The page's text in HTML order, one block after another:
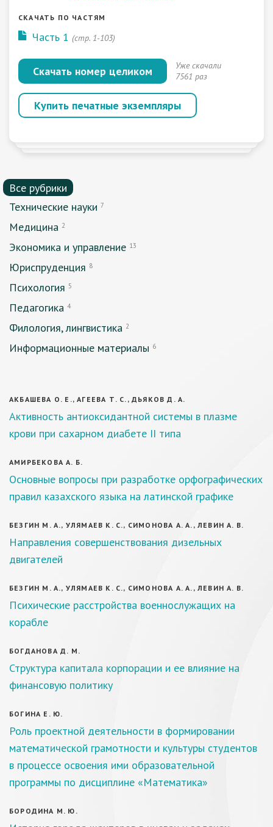
СКАЧАТЬ ПО ЧАСТЯМ
Часть 1 (стр. 1-103)
Скачать номер целиком
Уже скачали
7561 раз
Купить печатные экземпляры
Все рубрики
Технические науки 7
Медицина 2
Экономика и управление 13
Юриспруденция 8
Психология 5
Педагогика 4
Филология, лингвистика 2
Информационные материалы 6
АКБАШЕВА О. Е., АГЕЕВА Т. С., ДЬЯКОВ Д. А.
Активность антиоксидантной системы в плазме
крови при сахарном диабете II типа
АМИРБЕКОВА А. Б.
Основные вопросы при разработке орфографических
правил казахского языка на латинской графике
БЕЗГИН М. А., УЛЯМАЕВ К. С., СИМОНОВА А. А., ЛЕВИН А. В.
Направления совершенствования дизельных
двигателей
БЕЗГИН М. А., УЛЯМАЕВ К. С., СИМОНОВА А. А., ЛЕВИН А. В.
Психические расстройства военнослужащих на
корабле
БОГДАНОВА Д. М.
Структура капитала корпорации и ее влияние на
финансовую политику
БОГИНА Е. Ю.
Роль проектной деятельности в формировании
математической грамотности и культуры студентов
в процессе освоения ими образовательной
программы по дисциплине «Математика»
БОРОДИНА М. Ю.